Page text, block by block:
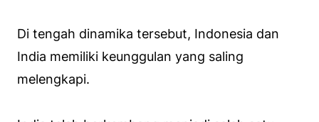
Di tengah dinamika tersebut, Indonesia dan
India memiliki keunggulan yang saling
melengkapi.